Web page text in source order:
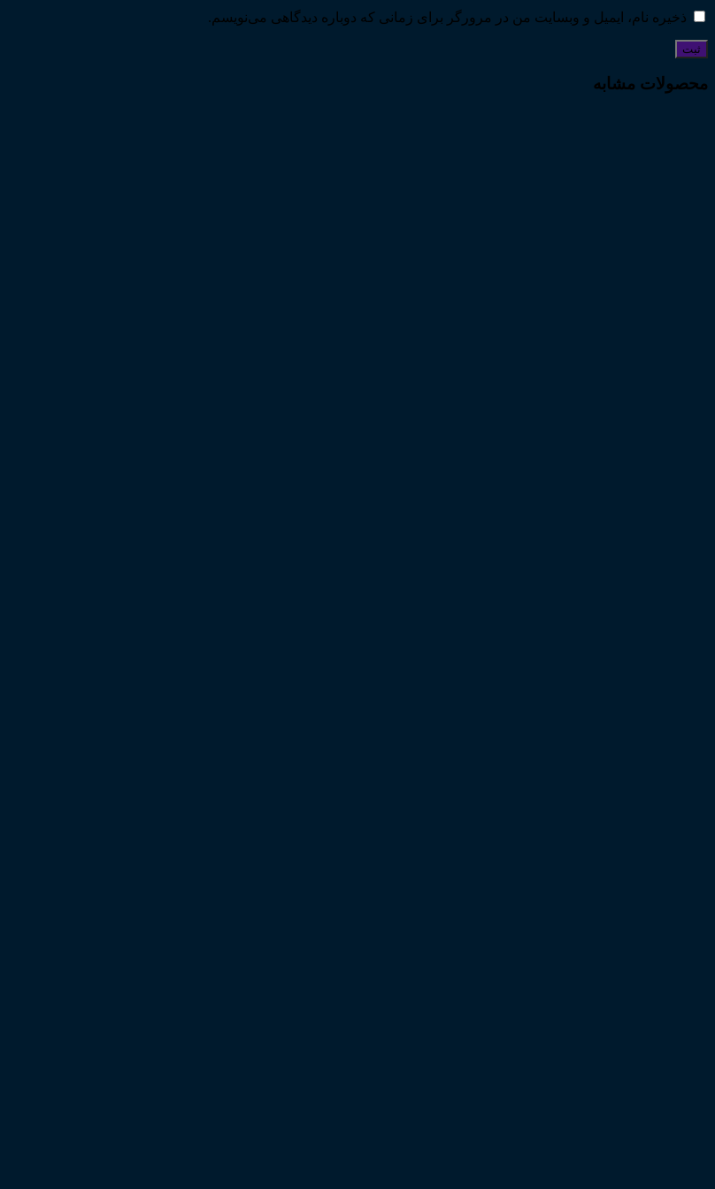
ذخیره نام، ایمیل و وبسایت من در مرورگر برای زمانی که دوباره دیدگاهی می‌نویسم.
محصولات مشابه